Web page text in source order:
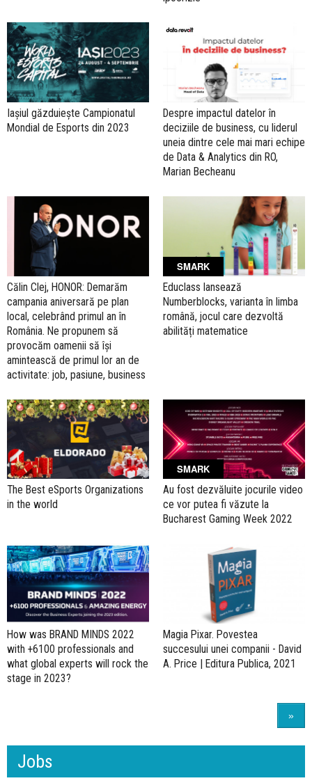
Iașiul găzduiește Campionatul
Mondial de Esports din 2023
Despre impactul datelor în
deciziile de business, cu liderul
uneia dintre cele mai mari echipe
de Data & Analytics din RO,
Marian Becheanu
Călin Clej, HONOR: Demarăm
campania aniversară pe plan
local, celebrând primul an în
România. Ne propunem să
provocăm oamenii să își
amintească de primul lor an de
activitate: job, pasiune, business
SMARK
Educlass lansează
Numberblocks, varianta în limba
română, jocul care dezvoltă
abilități matematice
The Best eSports Organizations
in the world
SMARK
Au fost dezvăluite jocurile video
ce vor putea fi văzute la
Bucharest Gaming Week 2022
How was BRAND MINDS 2022
with +6100 professionals and
what global experts will rock the
stage in 2023?
Magia Pixar. Povestea
succesului unei companii - David
A. Price | Editura Publica, 2021
»
Jobs